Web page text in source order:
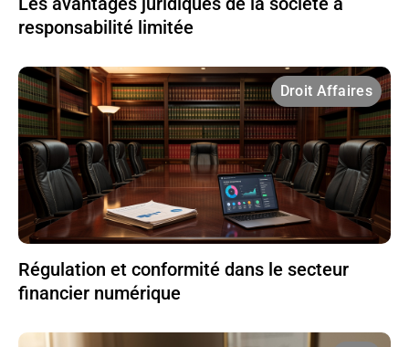
responsabilité limitée
Droit Affaires
Régulation et conformité dans le secteur
financier numérique